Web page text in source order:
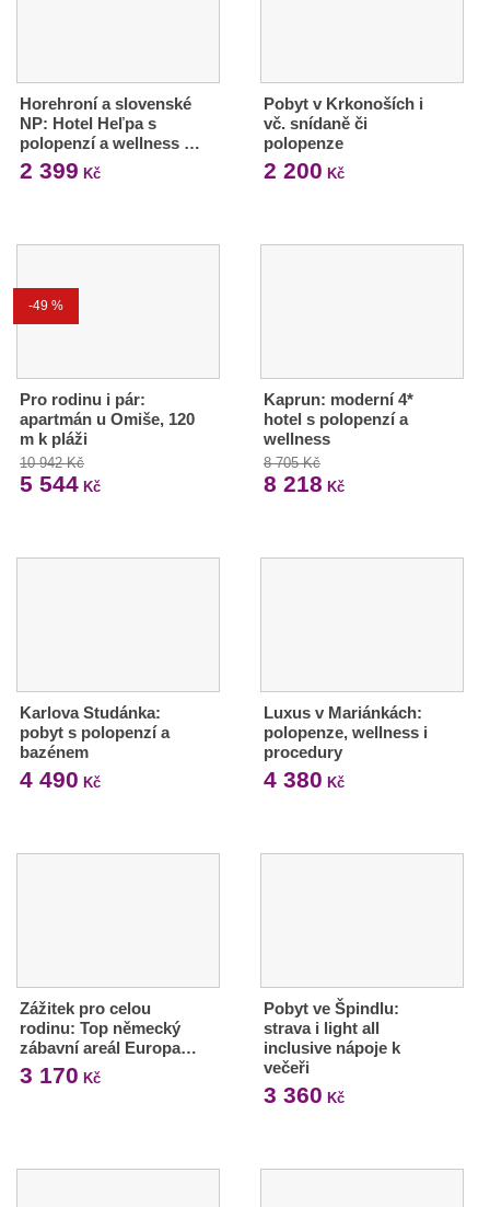
Horehroní a slovenské
NP: Hotel Heľpa s
polopenzí a wellness …
2 399 Kč
Pobyt v Krkonoších i
vč. snídaně či
polopenze
2 200 Kč
-49 %
Pro rodinu i pár:
apartmán u Omiše, 120
m k pláži
10 942 Kč
5 544 Kč
Kaprun: moderní 4*
hotel s polopenzí a
wellness
8 705 Kč
8 218 Kč
Karlova Studánka:
pobyt s polopenzí a
bazénem
4 490 Kč
Luxus v Mariánkách:
polopenze, wellness i
procedury
4 380 Kč
Zážitek pro celou
rodinu: Top německý
zábavní areál Europa…
3 170 Kč
Pobyt ve Špindlu:
strava i light all
inclusive nápoje k
večeři
3 360 Kč